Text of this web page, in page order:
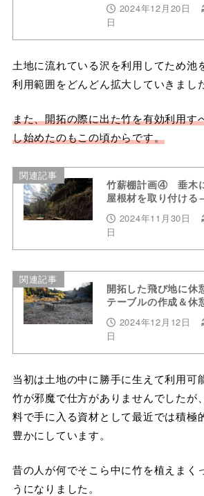
2024年12月20日
日
土地に流れている沢を利用してため池
利用範囲をどんどん拡大していきまし
また、開拓の際に出た竹を有効利用す
し始めたのもこの頃からです。
関連記事
竹薪棚計画④ 垂木
屋根材を取り付け
2024年11月30日
日
関連記事
開拓した飛び地に
テーブルの作成＆休
2024年12月12日
日
当初は土地の中に勝手に生えて利用可
竹が邪魔で仕方がありませんでしたが
料で手に入る資材として最近では積極
豊かにしています。
昔の人が何でそこら中に竹を植えまく
うになりました。